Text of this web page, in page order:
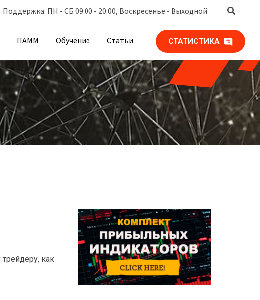
Поддержка: ПН - СБ 09:00 - 20:00, Воскресенье - Выходной
ПАММ Обучение Статьи СТАТИСТИКА
как